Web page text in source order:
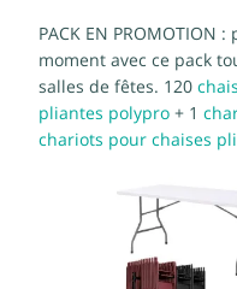
PACK EN PROMOTION
moment avec ce pack
salles de fêtes. 120
pliantes polypro + 1
chariots pour chaises